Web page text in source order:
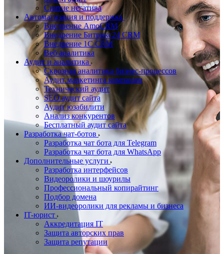
Снятие негатива
Автоматизация и поддержка
Внедрение AmoCRM
Внедрение Битрикс24 CRM
Внедрение 1C CRM
Веб аналитика
Аудит и аналитика
Сквозная аналитика бизнес-процессов
Аудит маркетинга компании
Технический аудит
SEO аудит сайта
Аудит юзабилити
Анализ конкурентов
Бесплатный аудит сайта
Разработка чат-ботов
Разработка чат бота для Telegram
Разработка чат бота для WhatsApp
Дополнительные услуги
Разработка интерфейсов
Видеоролики и шоурилы
Профессиональный копирайтинг
Подбор домена
ИИ-видеоролики для рекламы и бизнеса
IT-юрист
Аккредитация IT
Защита авторских прав
Защита репутации